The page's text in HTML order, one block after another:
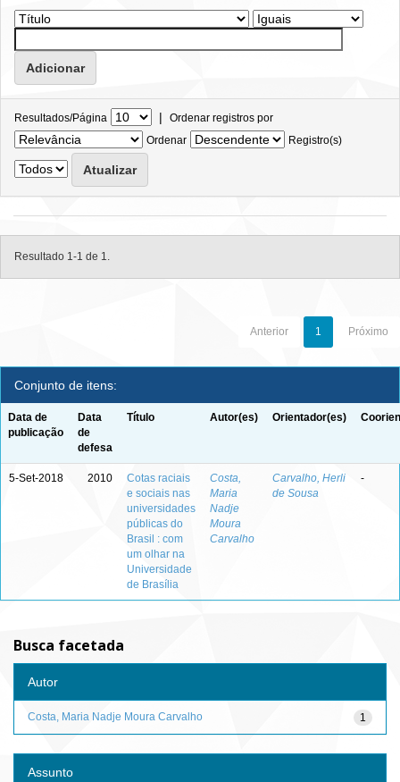
Resultados/Página | Ordenar registros por
Ordenar
Registro(s)
Resultado 1-1 de 1.
Anterior 1 Próximo
Conjunto de itens:
Data de
publicação
Data
de
defesa
Título Autor(es) Orientador(es)
5-Set-2018 2010
Cotas raciais
e sociais nas
universidades
públicas do
Brasil : com
um olhar na
Universidade
de Brasília
Costa,
Maria
Nadje
Moura
Carvalho
Carvalho, Herli
de Sousa
-
Busca facetada
Autor
1
Costa, Maria Nadje Moura Carvalho
Assunto